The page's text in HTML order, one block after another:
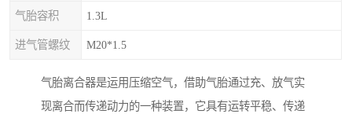
气胎容积 1.3L
进气管螺纹 M20*1.5
气胎离合器是运用压缩空气，借助气胎通过充、放气实
现离合而传递动力的一种装置，它具有运转平稳、传递